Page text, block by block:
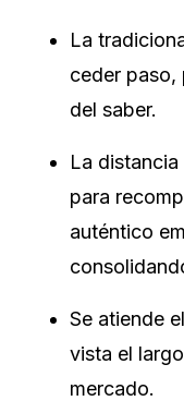
La
ceder paso,
del saber.
La
para
auténtico
Se atiende
vista el
mercado.